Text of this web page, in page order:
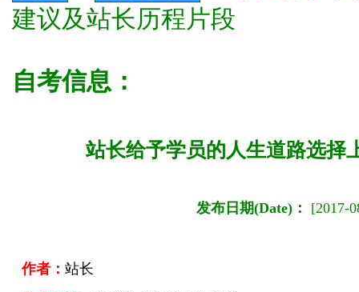
建议及站长历程片段
自考信息：
站长给予学员的人生道路选择
发布日期(Date)： [2017-
作者： 站长